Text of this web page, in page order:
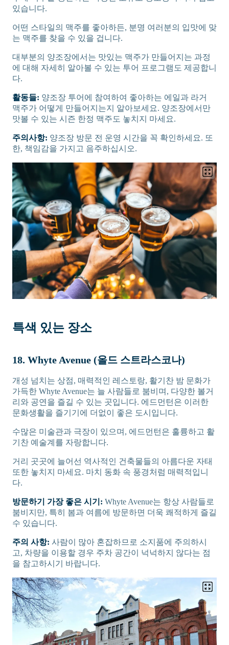
있습니다.
어떤 스타일의 맥주를 좋아하든, 분명 여러분의 입맛에 맞
는 맥주를 찾을 수 있을 겁니다.
대부분의 양조장에서는 맛있는 맥주가 만들어지는 과정
에 대해 자세히 알아볼 수 있는 투어 프로그램도 제공합니
다.
활동들: 양조장 투어에 참여하여 좋아하는 에일과 라거
맥주가 어떻게 만들어지는지 알아보세요. 양조장에서만
맛볼 수 있는 시즌 한정 맥주도 놓치지 마세요.
주의사항: 양조장 방문 전 운영 시간을 꼭 확인하세요. 또
한, 책임감을 가지고 음주하십시오.
특색 있는 장소
18. Whyte Avenue (올드 스트라스코나)
개성 넘치는 상점, 매력적인 레스토랑, 활기찬 밤 문화가
가득한 Whyte Avenue는 늘 사람들로 붐비며, 다양한 볼거
리와 공연을 즐길 수 있는 곳입니다. 에드먼턴은 이러한
문화생활을 즐기기에 더없이 좋은 도시입니다.
수많은 미술관과 극장이 있으며, 에드먼턴은 훌륭하고 활
기찬 예술계를 자랑합니다.
거리 곳곳에 늘어선 역사적인 건축물들의 아름다운 자태
또한 놓치지 마세요. 마치 동화 속 풍경처럼 매력적입니
다.
방문하기 가장 좋은 시기: Whyte Avenue는 항상 사람들로
붐비지만, 특히 봄과 여름에 방문하면 더욱 쾌적하게 즐길
수 있습니다.
주의 사항: 사람이 많아 혼잡하므로 소지품에 주의하시
고, 차량을 이용할 경우 주차 공간이 넉넉하지 않다는 점
을 참고하시기 바랍니다.